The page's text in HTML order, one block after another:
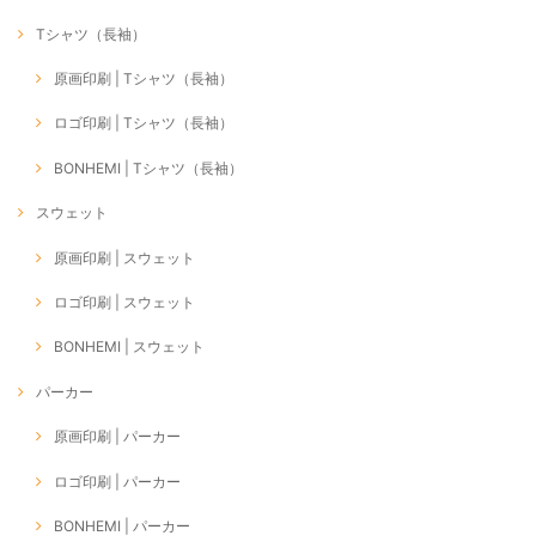
Tシャツ（長袖）
原画印刷 | Tシャツ（長袖）
ロゴ印刷 | Tシャツ（長袖）
BONHEMI | Tシャツ（長袖）
スウェット
原画印刷 | スウェット
ロゴ印刷 | スウェット
BONHEMI | スウェット
パーカー
原画印刷 | パーカー
ロゴ印刷 | パーカー
BONHEMI | パーカー